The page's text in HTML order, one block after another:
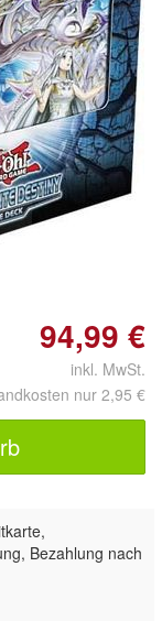
94,99 €
inkl. MwSt.
nur 2,95 €
Bezahlung nach